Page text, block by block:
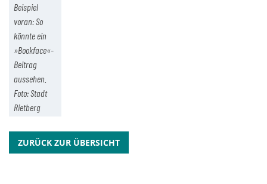
Beispiel
voran: So
könnte ein
»Bookface«-
Beitrag
aussehen.
Foto: Stadt
Rietberg
ZURÜCK ZUR ÜBERSICHT